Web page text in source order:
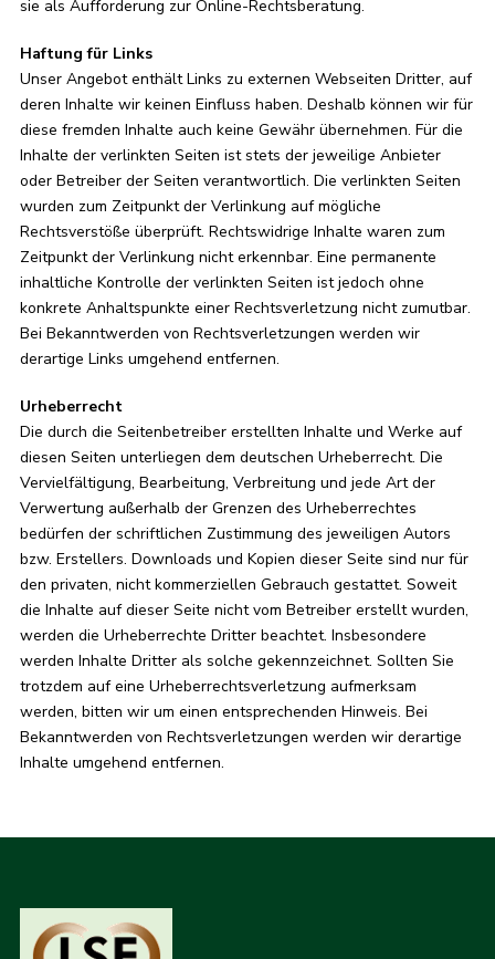
sie als Aufforderung zur Online-Rechtsberatung.
Haftung für Links
Unser Angebot enthält Links zu externen Webseiten Dritter, auf
deren Inhalte wir keinen Einfluss haben. Deshalb können wir für
diese fremden Inhalte auch keine Gewähr übernehmen. Für die
Inhalte der verlinkten Seiten ist stets der jeweilige Anbieter
oder Betreiber der Seiten verantwortlich. Die verlinkten Seiten
wurden zum Zeitpunkt der Verlinkung auf mögliche
Rechtsverstöße überprüft. Rechtswidrige Inhalte waren zum
Zeitpunkt der Verlinkung nicht erkennbar. Eine permanente
inhaltliche Kontrolle der verlinkten Seiten ist jedoch ohne
konkrete Anhaltspunkte einer Rechtsverletzung nicht zumutbar.
Bei Bekanntwerden von Rechtsverletzungen werden wir
derartige Links umgehend entfernen.
Urheberrecht
Die durch die Seitenbetreiber erstellten Inhalte und Werke auf
diesen Seiten unterliegen dem deutschen Urheberrecht. Die
Vervielfältigung, Bearbeitung, Verbreitung und jede Art der
Verwertung außerhalb der Grenzen des Urheberrechtes
bedürfen der schriftlichen Zustimmung des jeweiligen Autors
bzw. Erstellers. Downloads und Kopien dieser Seite sind nur für
den privaten, nicht kommerziellen Gebrauch gestattet. Soweit
die Inhalte auf dieser Seite nicht vom Betreiber erstellt wurden,
werden die Urheberrechte Dritter beachtet. Insbesondere
werden Inhalte Dritter als solche gekennzeichnet. Sollten Sie
trotzdem auf eine Urheberrechtsverletzung aufmerksam
werden, bitten wir um einen entsprechenden Hinweis. Bei
Bekanntwerden von Rechtsverletzungen werden wir derartige
Inhalte umgehend entfernen.